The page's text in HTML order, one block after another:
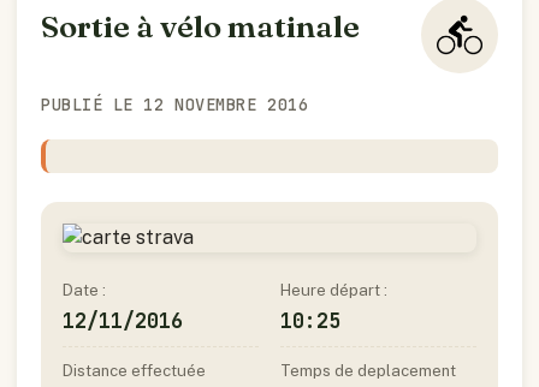
Sortie à vélo matinale
PUBLIÉ LE 12 NOVEMBRE 2016
Date :
12/11/2016
Heure départ :
10:25
Distance effectuée Temps de deplacement